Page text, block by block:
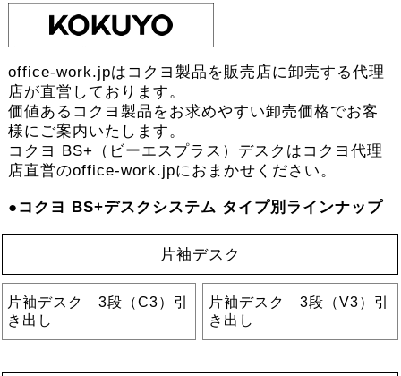
office-work.jpはコクヨ製品を販売店に卸売する代理
店が直営しております。
価値あるコクヨ製品をお求めやすい卸売価格でお客
様にご案内いたします。
コクヨ BS+（ビーエスプラス）デスクはコクヨ代理
店直営のoffice-work.jpにおまかせください。
●コクヨ BS+デスクシステム タイプ別ラインナップ
片袖デスク
片袖デスク 3段（C3）引
き出し
片袖デスク 3段（V3）引
き出し